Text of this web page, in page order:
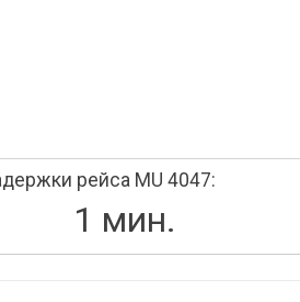
рейса MU 4047:
1 мин.